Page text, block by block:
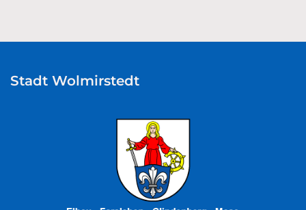
Stadt Wolmirstedt